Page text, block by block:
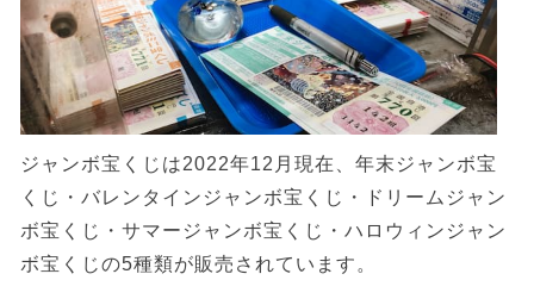
ジャンボ宝くじは2022年12月現在、年末ジャンボ宝
くじ・バレンタインジャンボ宝くじ・ドリームジャン
ボ宝くじ・サマージャンボ宝くじ・ハロウィンジャン
ボ宝くじの5種類が販売されています。